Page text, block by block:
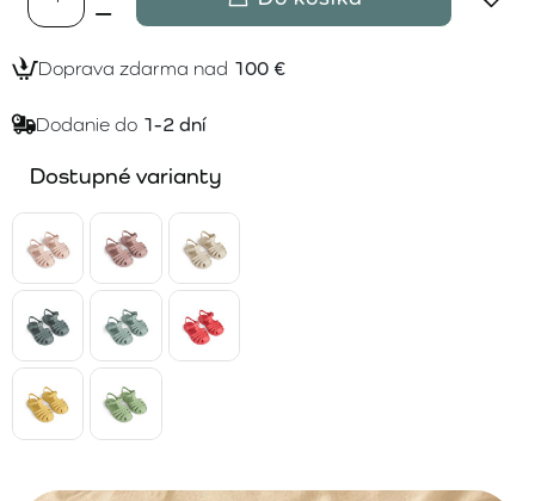
Doprava zdarma nad 100 €
Dodanie do 1-2 dní
Dostupné varianty